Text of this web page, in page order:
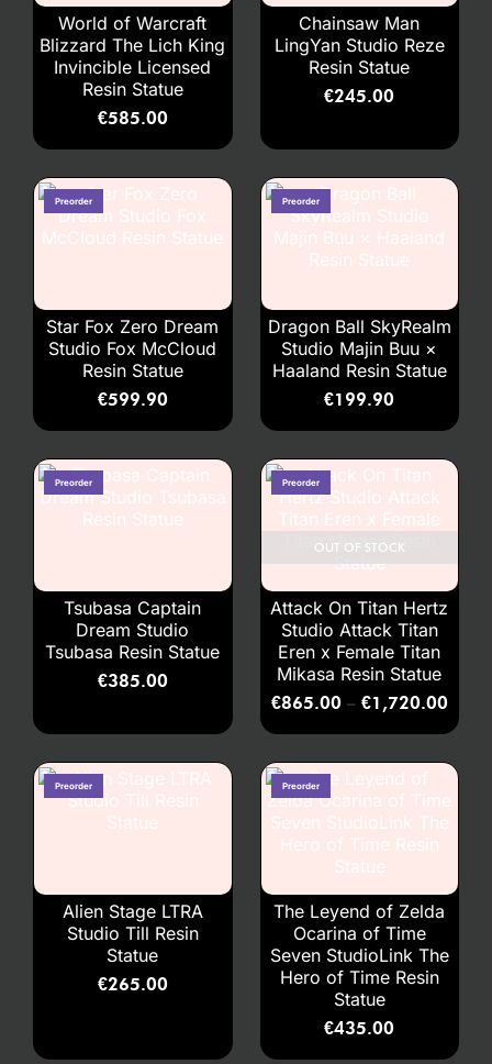
World of Warcraft
Blizzard The Lich King
Invincible Licensed
Resin Statue
€585.00
Chainsaw Man
LingYan Studio Reze
Resin Statue
€245.00
Star Fox Zero Dream
Studio Fox McCloud
Resin Statue
€599.90
Dragon Ball SkyRealm
Studio Majin Buu ×
Haaland Resin Statue
€199.90
Tsubasa Captain
Dream Studio
Tsubasa Resin Statue
€385.00
OUT OF STOCK
Attack On Titan Hertz
Studio Attack Titan
Eren x Female Titan
Mikasa Resin Statue
€865.00 – €1,720.00
Alien Stage LTRA
Studio Till Resin
Statue
€265.00
The Leyend of Zelda
Ocarina of Time
Seven StudioLink The
Hero of Time Resin
Statue
€435.00